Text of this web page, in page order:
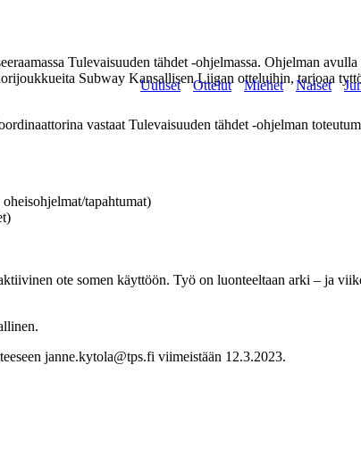
Uutiset Ottelut Miehet Naiset
Tulevaisuuden tähdet -ohjelmassa. Ohjelman
Subway Kansallisen Liigan otteluihin, tarjoaa
vastaat Tulevaisuuden tähdet -ohjelman
tapahtumat)
ote somen käyttöön. Työ on luonteeltaan arki – ja
janne.kytola@tps.fi viimeistään 12.3.2023.